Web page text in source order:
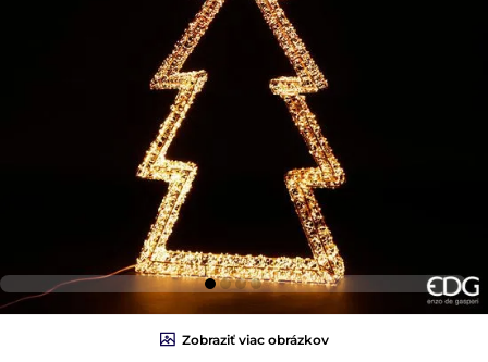
Zobraziť viac obrázkov